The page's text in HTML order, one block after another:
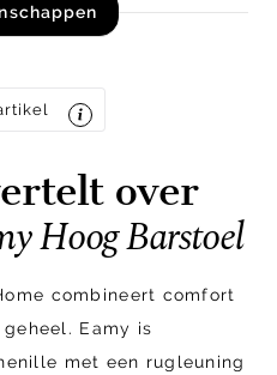
over
Hoog Barstoel
combineert comfort
Eamy is
met een rugleuning